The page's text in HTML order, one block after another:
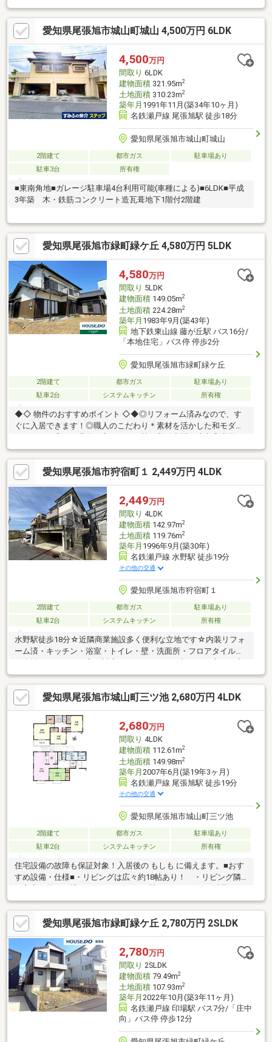
ス３台（サイズによる）◎居室に設置のエアコン５台お引渡し可
能┃▼おすすめポイント
┗━━━━━━━━━━━━━━━━━━━・LDKは約２０畳と
２畳のパントリー・１階和室部分は、リビングダイニングとの仕
切りを全開にすることで広い空間をつくることも可能です。・玄
関にはシューズインクローゼット・屋根裏収納があります。季節
ものなどの収納に重宝します。・パントリー収納があります。
愛知県尾張旭市城山町城山 4,500万円 6LDK
4,500万円
間取り 6LDK
建物面積321.95m2
土地面積310.23m2
築年月 1991年11月(築34年10ヶ月)
名鉄瀬戸線 尾張旭駅 徒歩18分
愛知県尾張旭市城山町城山
2階建て 都市ガス
駐車場あり
駐車3台
所有権
■東南角地■ガレージ駐車場4台利用可能(車種による)■6LDK■平成
3年築 木・鉄筋コンクリート造瓦葺地下1階付2階建
愛知県尾張旭市緑町緑ケ丘 4,580万円 5LDK
4,580万円
間取り 5LDK
建物面積149.05m2
土地面積224.28m2
築年月 1983年9月(築43年)
地下鉄東山線 藤が丘駅 バス16分/
「本地住宅」バス停 停歩2分
愛知県尾張旭市緑町緑ケ丘
2階建て 都市ガス
駐車場あり
駐車2台
システムキッチン 所有権
◆◇ 物件のおすすめポイント ◇◆◎リフォーム済みなので、す
ぐに入居できます！◎職人のこだわり＊素材を活かした和モダン
校・保育園幼稚園なども近くて子育て環境良好◎藤ヶ丘駅まで直
行の始発バス停「本地住宅」まで徒歩２分！栄・名駅までの通勤
もらくちん♪◎お財布に優しいスーパーも近くに複数ございます◎
閑静な住宅街、日当たり良好【月々の支払例】住宅ローン：月額
101318円/月々10万円台～の生活！※諸条件等は下部支払い例に記
載様々な返済プランがご相談可能です！
愛知県尾張旭市狩宿町１ 2,449万円 4LDK
2,449万円
間取り 4LDK
建物面積142.97m2
土地面積119.76m2
築年月 1996年9月(築30年)
名鉄瀬戸線 水野駅 徒歩19分
その他の交通
愛知県尾張旭市狩宿町１
2階建て 都市ガス
駐車場あり
駐車2台
システムキッチン 所有権
水野駅徒歩18分☆近隣商業施設多く便利な立地です☆内装リフォ
ーム済・キッチン・浴室・トイレ・壁・洗面所・フロアタイル貼
心してご相談いただけます。人気の価格帯のため動きが早く、実
際にご見学いただくことで具体的なイメージがしやすい物件で
す。住宅ローンに不安のある方や、他社で難しいと言われた方も
ぜひ一度ご相談ください。頭金0円や無理のないお支払いプランも
ご提案可能です。今週のご見学も可能ですので、お気軽にお問い
合わせください。
愛知県尾張旭市城山町三ツ池 2,680万円 4LDK
2,680万円
間取り 4LDK
建物面積112.61m2
土地面積149.98m2
築年月 2007年6月(築19年3ヶ月)
名鉄瀬戸線 尾張旭駅 徒歩19分
その他の交通
愛知県尾張旭市城山町三ツ池
2階建て 都市ガス
駐車場あり
駐車2台
システムキッチン 所有権
住宅設備の故障も保証対象！入居後の もしも に備えます。■おす
すめ設備・仕様■・リビングは広々約18帖あり！ ・リビング隣
ても使えます。 ・使い勝手のよい全居室6帖以上 ・コタツも扇
風機も楽々収納できる納戸つき ・一坪サイズの浴室 ・対面式
キッチン ・床下収納 ■アクセス■・名鉄瀬戸線『尾張旭』駅 徒
歩19分・名鉄瀬戸線『旭前』駅 徒歩26分■駐車スペース■・来客
時にも便利な駐車2台可能（車種による） ●平日のご案内も可能
です。まずはお気軽にお問合せ下さいませ。
愛知県尾張旭市緑町緑ケ丘 2,780万円 2SLDK
2,780万円
間取り 2SLDK
建物面積79.49m2
土地面積107.93m2
築年月 2022年10月(築3年11ヶ月)
名鉄瀬戸線 印場駅 バス7分/「庄中
向」バス停 停歩12分